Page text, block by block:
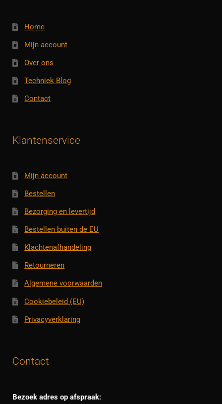
Home
Mijn account
Over ons
Techniek Blog
Contact
Klantenservice
Mijn account
Bestellen
Bezorging en levertijd
Bestellen buiten de EU
Klachtenafhandeling
Retourneren
Algemene voorwaarden
Cookiebeleid (EU)
Privacyverklaring
Contact
Bezoek adres op afspraak: